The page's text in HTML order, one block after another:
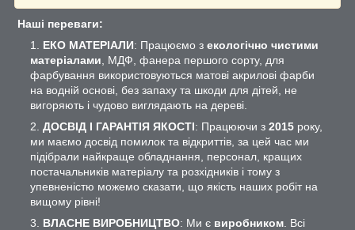
Наші переваги:
ЕКО МАТЕРІАЛИ: Працюємо з екологічно чистими
матеріалами , МДФ, фанера першого сорту, для
фарбування використовуються матові акрилові фарби
на водній основі, без запаху та шкоди для дітей, не
вигоряють і чудово виглядають на дереві.
ДОСВІД І ГАРАНТІЯ ЯКОСТІ: Працюючи з 2015 року,
ми маємо досвід помилок та відкриттів, за цей час ми
підібрали найкраще обладнання, персонал, кращих
постачальників матеріалу та розхідників і тому з
упевненістю можемо сказати, що якість наших робіт на
вищому рівні!
ВЛАСНЕ ВИРОБНИЦТВО: Ми є виробником . Всі